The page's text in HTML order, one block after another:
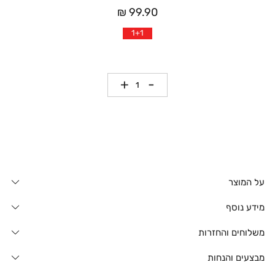
מחיר
אחרי
הנחה
99.90 ₪
1+1
כמות
על המוצר
מידע נוסף
משלוחים והחזרות
מבצעים והנחות